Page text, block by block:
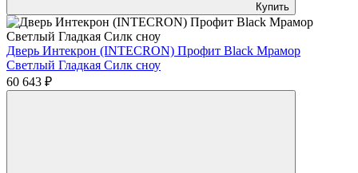
Купить
Дверь Интекрон (INTECRON) Профит Black Мрамор
Светлый Гладкая Силк сноу
60 643 ₽